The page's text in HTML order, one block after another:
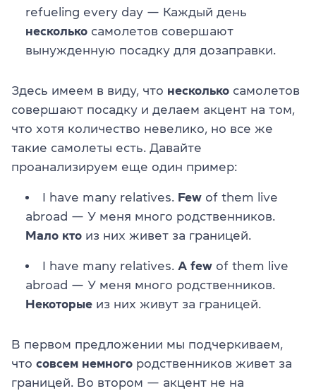
refueling every day — Каждый день
несколько самолетов совершают
вынужденную посадку для дозаправки.
Здесь имеем в виду, что несколько самолетов
совершают посадку и делаем акцент на том,
что хотя количество невелико, но все же
такие самолеты есть. Давайте
проанализируем еще один пример:
I have many relatives. Few of them live
abroad — У меня много родственников.
Мало кто из них живет за границей.
I have many relatives. A few of them live
abroad — У меня много родственников.
Некоторые из них живут за границей.
В первом предложении мы подчеркиваем,
что совсем немного родственников живет за
границей. Во втором — акцент не на